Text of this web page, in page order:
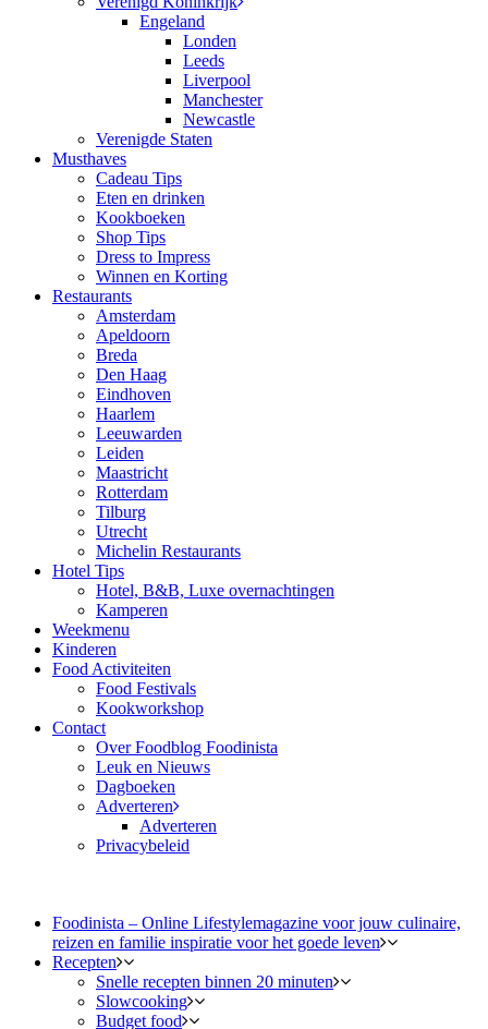
Engeland
Londen
Leeds
Liverpool
Manchester
Newcastle
Verenigde Staten
Musthaves
Cadeau Tips
Eten en drinken
Kookboeken
Shop Tips
Dress to Impress
Winnen en Korting
Restaurants
Amsterdam
Apeldoorn
Breda
Den Haag
Eindhoven
Haarlem
Leeuwarden
Leiden
Maastricht
Rotterdam
Tilburg
Utrecht
Michelin Restaurants
Hotel Tips
Hotel, B&B, Luxe overnachtingen
Kamperen
Weekmenu
Kinderen
Food Activiteiten
Food Festivals
Kookworkshop
Contact
Over Foodblog Foodinista
Leuk en Nieuws
Dagboeken
Adverteren
Adverteren
Privacybeleid
Foodinista – Online Lifestylemagazine voor jouw culinaire,
reizen en familie inspiratie voor het goede leven
Recepten
Snelle recepten binnen 20 minuten
Slowcooking
Budget food